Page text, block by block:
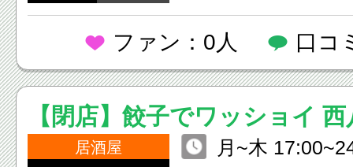
ファン：0人 口コ
【閉店】餃子でワッショイ
居酒屋
月~木